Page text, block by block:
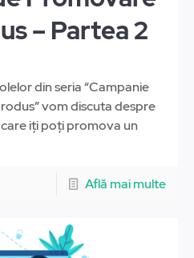
– Partea 2
din seria “Campanie
vom discuta despre
iți poți promova un
Află mai multe